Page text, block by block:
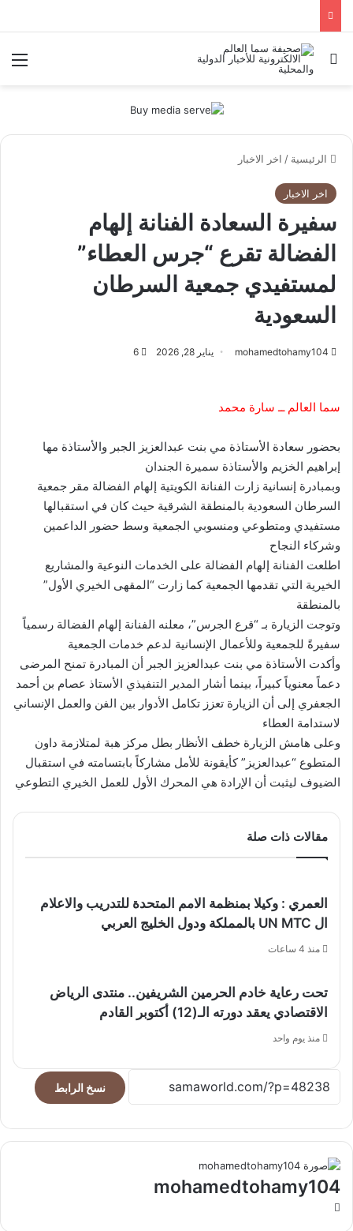
بحث عن
الرئيسية / اخر الاخبار
اخر الاخبار
سفيرة السعادة الفنانة إلهام
الفضالة تقرع “جرس العطاء”
لمستفيدي جمعية السرطان
السعودية
mohamedtohamy104 يناير 28, 2026 6
سما العالم ــ سارة محمد
بحضور سعادة الأستاذة مي بنت عبدالعزيز الجبر والأستاذة مها
إبراهيم الخزيم والأستاذة سميرة الجندان
وبمبادرة إنسانية زارت الفنانة الكويتية إلهام الفضالة مقر جمعية
السرطان السعودية بالمنطقة الشرقية حيث كان في استقبالها
مستفيدي ومتطوعي ومنسوبي الجمعية وسط حضور الداعمين
وشركاء النجاح
اطلعت الفنانة إلهام الفضالة على الخدمات النوعية والمشاريع
الخيرية التي تقدمها الجمعية كما زارت “المقهى الخيري الأول”
بالمنطقة
وتوجت الزيارة بـ “قرع الجرس”، معلنه الفنانة إلهام الفضالة رسمياً
سفيرةً للجمعية وللأعمال الإنسانية لدعم خدمات الجمعية
وأكدت الأستاذة مي بنت عبدالعزيز الجبر أن المبادرة تمنح المرضى
دعماً معنوياً كبيراً، بينما أشار المدير التنفيذي الأستاذ عصام بن أحمد
الجعفري إلى أن الزيارة تعزز تكامل الأدوار بين الفن والعمل الإنساني
لاستدامة العطاء
وعلى هامش الزيارة خطف الأنظار بطل مركز هبة لمتلازمة داون
المتطوع “عبدالعزيز” كأيقونة للأمل مشاركاً بابتسامته في استقبال
الضيوف ليثبت أن الإرادة هي المحرك الأول للعمل الخيري التطوعي
مقالات ذات صلة
العمري : وكيلا بمنظمة الامم المتحدة للتدريب والاعلام
ال UN MTC بالمملكة ودول الخليج العربي
منذ 4 ساعات
تحت رعاية خادم الحرمين الشريفين.. منتدى الرياض
الاقتصادي يعقد دورته الـ(12) أكتوبر القادم
منذ يوم واحد
نسخ الرابط
mohamedtohamy104